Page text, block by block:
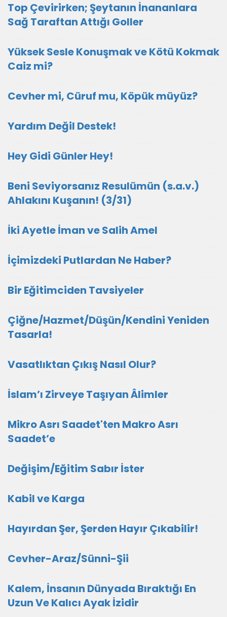
Top Çevirirken; Şeytanın İnananlara
Sağ Taraftan Attığı Goller
Yüksek Sesle Konuşmak ve Kötü Kokmak
Caiz mi?
Cevher mi, Cüruf mu, Köpük müyüz?
Yardım Değil Destek!
Hey Gidi Günler Hey!
Beni Seviyorsanız Resulümün (s.a.v.)
Ahlakını Kuşanın! (3/31)
İki Ayetle İman ve Salih Amel
İçimizdeki Putlardan Ne Haber?
Bir Eğitimciden Tavsiyeler
Çiğne/Hazmet/Düşün/Kendini Yeniden
Tasarla!
Vasatlıktan Çıkış Nasıl Olur?
İslam’ı Zirveye Taşıyan Âlimler
Mikro Asrı Saadet'ten Makro Asrı
Saadet’e
Değişim/Eğitim Sabır İster
Kabil ve Karga
Hayırdan Şer, Şerden Hayır Çıkabilir!
Cevher-Araz/Sünni-Şii
Kalem, İnsanın Dünyada Bıraktığı En
Uzun Ve Kalıcı Ayak İzidir